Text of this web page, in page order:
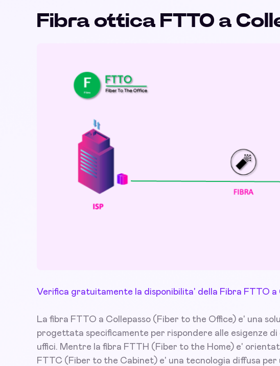
Fibra ottica FTTO a
Verifica gratuitamente la disponibilita' della Fibra FTTO a
La fibra FTTO a Collepasso (Fiber to the Office) e' una
progettata specificamente per rispondere alle esigenze di
uffici. Mentre la fibra FTTH (Fiber to the Home) e'
FTTC (Fiber to the Cabinet) e' una tecnologia diffusa per